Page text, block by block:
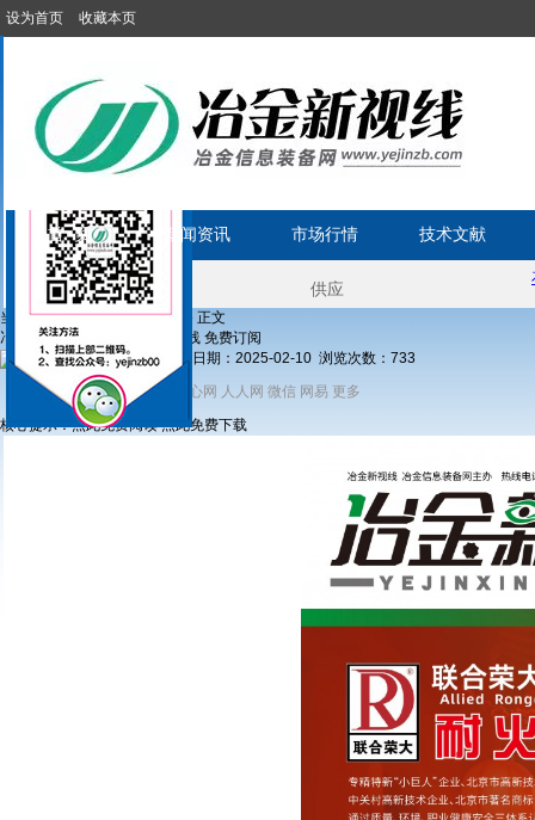
设为首页 收藏本页
首 页 新闻资讯 市场行情 技术文献
当前位置:首页»期刊»期刊
» 正文
冶金新视线电子期刊127期 上线 免费订阅
发布日期：2025-02-10 浏览次数： 733
分享到： 新浪微博 QQ 开心网 人人网 微信 网易 更多
核心提示：点此免费阅读 点此免费下载